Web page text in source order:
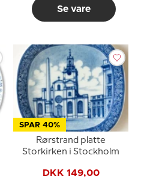
Se vare
SPAR 40%
Rørstrand platte
Storkirken i Stockholm
DKK 149,00